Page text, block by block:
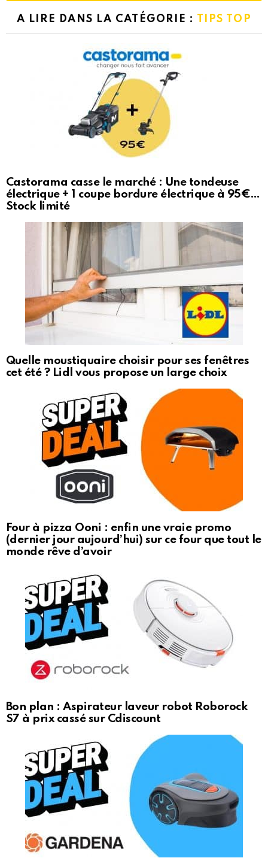
A LIRE DANS LA CATÉGORIE : TIPS TOP
Castorama casse le marché : Une tondeuse
électrique + 1 coupe bordure électrique à 95€…
Stock limité
Quelle moustiquaire choisir pour ses fenêtres
cet été ? Lidl vous propose un large choix
Four à pizza Ooni : enfin une vraie promo
(dernier jour aujourd’hui) sur ce four que tout le
monde rêve d’avoir
Bon plan : Aspirateur laveur robot Roborock
S7 à prix cassé sur Cdiscount